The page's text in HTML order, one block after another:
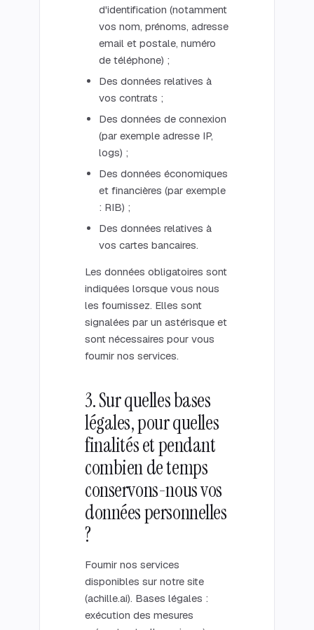
d'identification (notamment
vos nom, prénoms, adresse
email et postale, numéro
de téléphone) ;
Des données relatives à
vos contrats ;
Des données de connexion
(par exemple adresse IP,
logs) ;
Des données économiques
et financières (par exemple
: RIB) ;
Des données relatives à
vos cartes bancaires.
Les données obligatoires sont
indiquées lorsque vous nous
les fournissez. Elles sont
signalées par un astérisque et
sont nécessaires pour vous
fournir nos services.
3. Sur quelles bases
légales, pour quelles
finalités et pendant
combien de temps
conservons-nous vos
données personnelles
?
Fournir nos services
disponibles sur notre site
(achille.ai). Bases légales :
exécution des mesures